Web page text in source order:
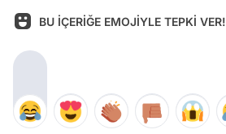
BU İÇERİĞE EMOJİYLE TEPKİ VER!